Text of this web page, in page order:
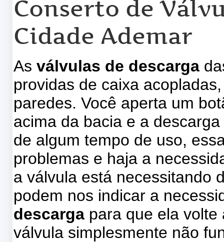
Conserto de
Cidade Ademar
Asválvulas de descarga
providas de caixa
paredes. Você aperta um
acima da bacia e a
de algum tempo de uso,
problemas e haja a
a válvula está necessitando
podem nos indicar a
descarga para que ela volte
válvula simplesmente não